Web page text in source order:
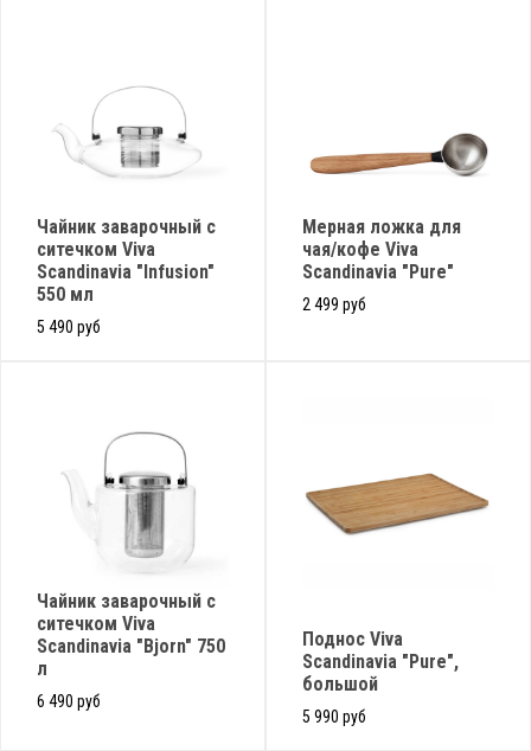
Чайник заварочный с
ситечком Viva
Scandinavia "Infusion"
550 мл
5 490 руб
Мерная ложка для
чая/кофе Viva
Scandinavia "Pure"
2 499 руб
Чайник заварочный с
ситечком Viva
Scandinavia "Bjorn" 750
л
6 490 руб
Поднос Viva
Scandinavia "Pure",
большой
5 990 руб